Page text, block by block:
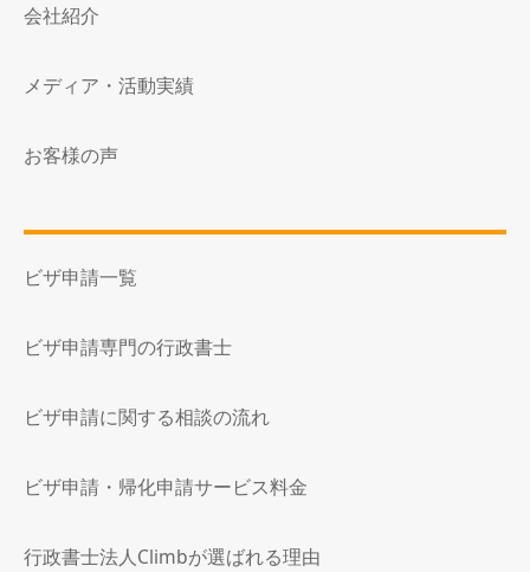
会社紹介
メディア・活動実績
お客様の声
ビザ申請一覧
ビザ申請専門の行政書士
ビザ申請に関する相談の流れ
ビザ申請・帰化申請サービス料金
行政書士法人Climbが選ばれる理由